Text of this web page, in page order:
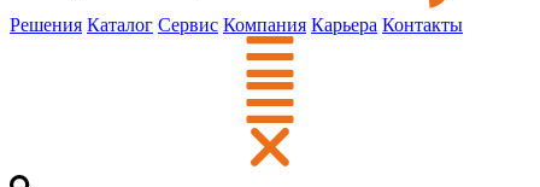
Решения Каталог Сервис Компания Карьера Контакты